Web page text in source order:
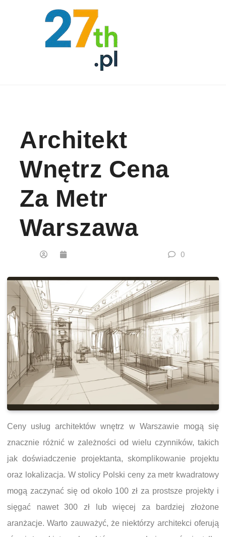
Architekt
Wnętrz Cena
Za Metr
Warszawa
0
Ceny usług architektów wnętrz w Warszawie mogą się
znacznie różnić w zależności od wielu czynników, takich
jak doświadczenie projektanta, skomplikowanie projektu
oraz lokalizacja. W stolicy Polski ceny za metr kwadratowy
mogą zaczynać się od około 100 zł za prostsze projekty i
sięgać nawet 300 zł lub więcej za bardziej złożone
aranżacje. Warto zauważyć, że niektórzy architekci oferują